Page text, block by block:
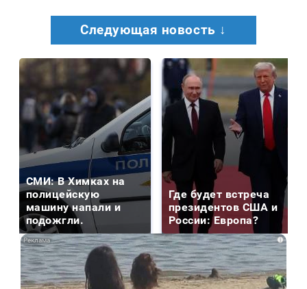
Следующая новость ↓
СМИ: В Химках на
полицейскую
машину напали и
подожгли.
Где будет встреча
президентов США и
России: Европа?
i